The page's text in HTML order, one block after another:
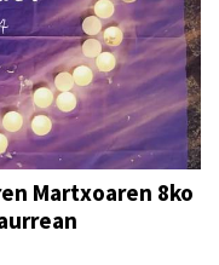
Martxoaren 8ko